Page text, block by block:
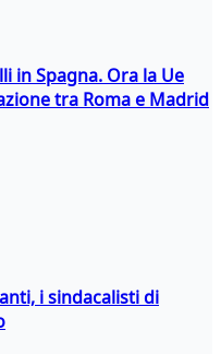
in Spagna. Ora la Ue
tra Roma e Madrid
i sindacalisti di